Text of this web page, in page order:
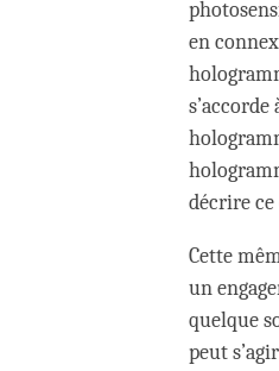
en
décrire ce
Cette
un
quelque
peut